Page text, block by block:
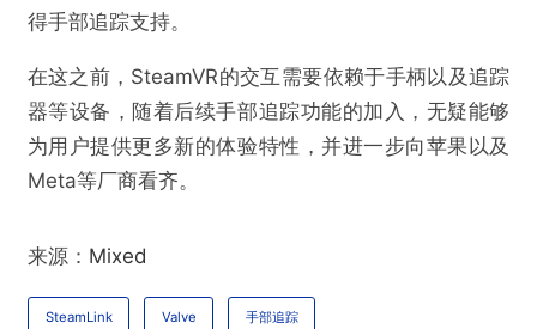
得手部追踪支持。
在这之前，SteamVR的交互需要依赖于手柄以及追踪
器等设备，随着后续手部追踪功能的加入，无疑能够
为用户提供更多新的体验特性，并进一步向苹果以及
Meta等厂商看齐。
来源： Mixed
SteamLink Valve 手部追踪